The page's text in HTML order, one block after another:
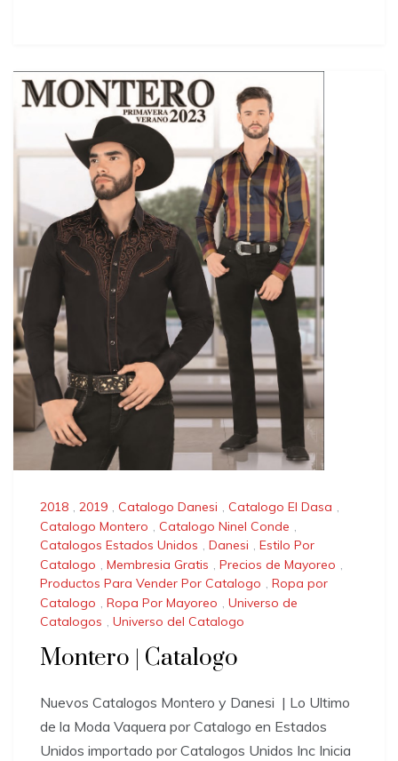
2018 , 2019 , Catalogo Danesi , Catalogo El Dasa ,
Catalogo Montero , Catalogo Ninel Conde ,
Catalogos Estados Unidos , Danesi , Estilo Por
Catalogo , Membresia Gratis , Precios de Mayoreo ,
Productos Para Vender Por Catalogo , Ropa por
Catalogo , Ropa Por Mayoreo , Universo de
Catalogos , Universo del Catalogo
Montero | Catalogo
Nuevos Catalogos Montero y Danesi | Lo Ultimo
de la Moda Vaquera por Catalogo en Estados
Unidos importado por Catalogos Unidos Inc Inicia